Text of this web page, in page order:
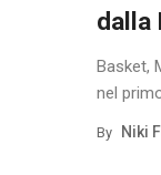
dalla
Basket,
nel
By Niki